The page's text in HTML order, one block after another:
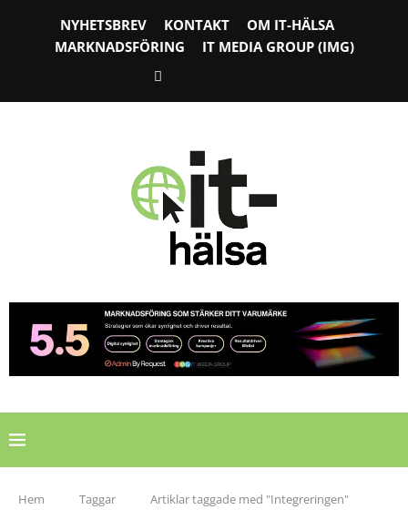
NYHETSBREV KONTAKT
OM IT-HÄLSA
MARKNADSFÖRING
IT MEDIA GROUP (IMG)
Hem Taggar Artiklar taggade med "Integreringen"